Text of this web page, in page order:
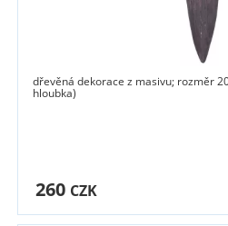
dřevěná dekorace z masivu; rozměr
hloubka)
260 CZK